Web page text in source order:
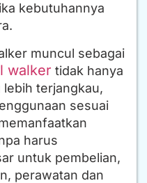
kebutuhannya
muncul sebagai
walker tidak hanya
terjangkau,
sesuai
harus
untuk pembelian,
perawatan dan